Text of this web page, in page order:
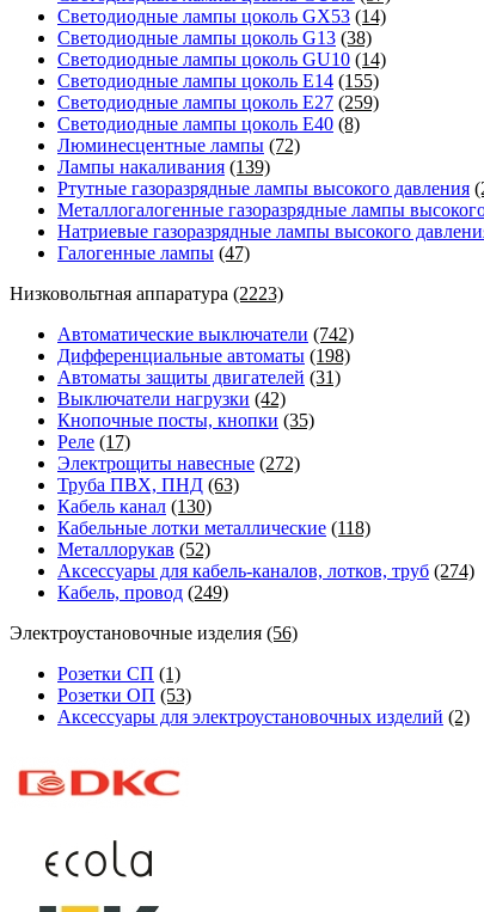
Светодиодные лампы цоколь GX53 (14)
Светодиодные лампы цоколь G13 (38)
Светодиодные лампы цоколь GU10 (14)
Светодиодные лампы цоколь E14 (155)
Светодиодные лампы цоколь E27 (259)
Светодиодные лампы цоколь E40 (8)
Люминесцентные лампы (72)
Лампы накаливания (139)
Ртутные газоразрядные лампы высокого давления
Металлогалогенные газоразрядные лампы
Натриевые газоразрядные лампы высокого
Галогенные лампы (47)
Низковольтная аппаратура (2223)
Автоматические выключатели (742)
Дифференциальные автоматы (198)
Автоматы защиты двигателей (31)
Выключатели нагрузки (42)
Кнопочные посты, кнопки (35)
Реле (17)
Электрощиты навесные (272)
Труба ПВХ, ПНД (63)
Кабель канал (130)
Кабельные лотки металлические (118)
Металлорукав (52)
Аксессуары для кабель-каналов, лотков, труб (274)
Кабель, провод (249)
Электроустановочные изделия (56)
Розетки СП (1)
Розетки ОП (53)
Аксессуары для электроустановочных изделий (2)